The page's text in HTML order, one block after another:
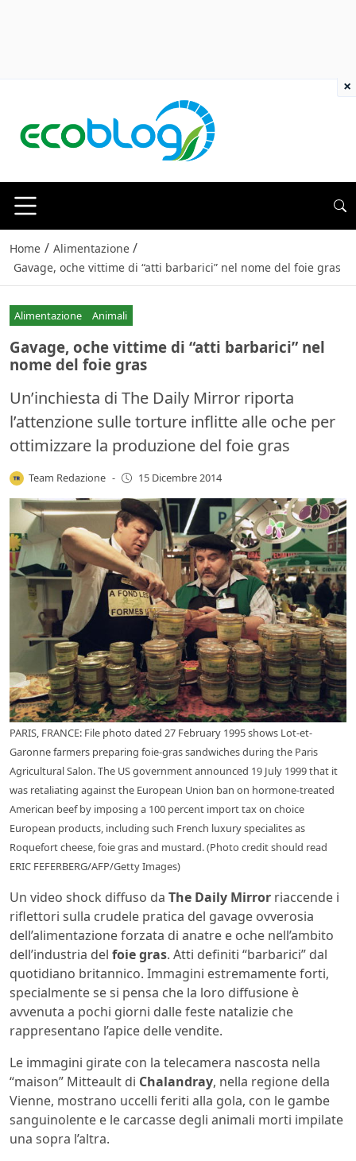
Home / Alimentazione /
Gavage, oche vittime di “atti barbarici” nel nome del foie gras
Alimentazione Animali
Gavage, oche vittime di “atti barbarici” nel
nome del foie gras
Un’inchiesta di The Daily Mirror riporta
l’attenzione sulle torture inflitte alle oche per
ottimizzare la produzione del foie gras
Team Redazione - 15 Dicembre 2014
PARIS, FRANCE: File photo dated 27 February 1995 shows Lot-et-
Garonne farmers preparing foie-gras sandwiches during the Paris
Agricultural Salon. The US government announced 19 July 1999 that it
was retaliating against the European Union ban on hormone-treated
American beef by imposing a 100 percent import tax on choice
European products, including such French luxury specialites as
Roquefort cheese, foie gras and mustard. (Photo credit should read
ERIC FEFERBERG/AFP/Getty Images)
Un video shock diffuso da The Daily Mirror riaccende i
riflettori sulla crudele pratica del gavage ovverosia
dell’alimentazione forzata di anatre e oche nell’ambito
dell’industria del foie gras. Atti definiti “barbarici” dal
quotidiano britannico. Immagini estremamente forti,
specialmente se si pensa che la loro diffusione è
avvenuta a pochi giorni dalle feste natalizie che
rappresentano l’apice delle vendite.
Le immagini girate con la telecamera nascosta nella
“maison” Mitteault di Chalandray, nella regione della
Vienne, mostrano uccelli feriti alla gola, con le gambe
sanguinolente e le carcasse degli animali morti impilate
una sopra l’altra.
×